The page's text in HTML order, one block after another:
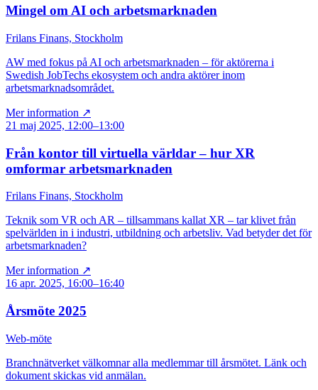
Mingel om AI och arbetsmarknaden
Frilans Finans, Stockholm
AW med fokus på AI och arbetsmarknaden – för aktörerna i
Swedish JobTechs ekosystem och andra aktörer inom
arbetsmarknadsområdet.
Mer information ↗
21 maj 2025, 12:00–13:00
Från kontor till virtuella världar – hur XR
omformar arbetsmarknaden
Frilans Finans, Stockholm
Teknik som VR och AR – tillsammans kallat XR – tar klivet från
spelvärlden in i industri, utbildning och arbetsliv. Vad betyder det för
arbetsmarknaden?
Mer information ↗
16 apr. 2025, 16:00–16:40
Årsmöte 2025
Web-möte
Branchnätverket välkomnar alla medlemmar till årsmötet. Länk och
dokument skickas vid anmälan.